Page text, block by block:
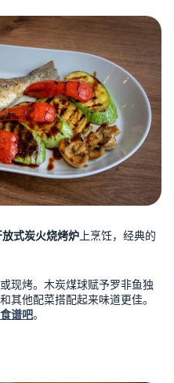
放式炭火烧烤炉 上烹饪，经典的
现烤。木炭煤球赋予罗非鱼独
其他配菜搭配起来味道更佳。
谱吧。